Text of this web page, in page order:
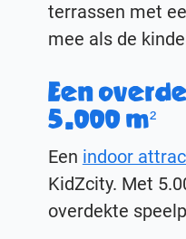
terrassen met
mee als de
Een
5.000 m²
Een indoor
KidZcity. Met
overdekte